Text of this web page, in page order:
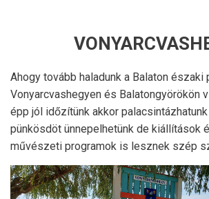
Ahogy tovább haladunk a Balaton északi
Vonyarcvashegyen és Balatongyörökön
épp jól időzítünk akkor
pünkösdöt ünnepelhetünk de kiállítások
művészeti programok is lesznek szép